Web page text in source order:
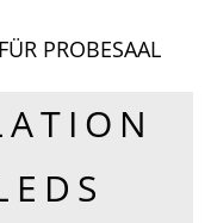
PROBESAAL